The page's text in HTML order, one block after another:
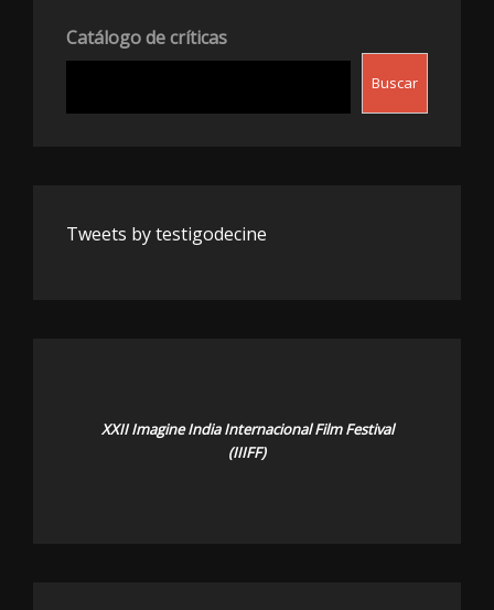
Catálogo de críticas
Buscar
Tweets by testigodecine
XXII Imagine India Internacional Film Festival
(IIIFF)